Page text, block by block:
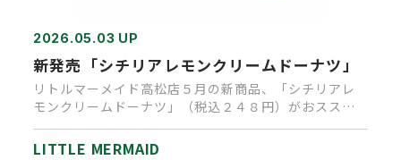
2026.05.03 UP
新発売「シチリアレモンクリームドーナツ」
リトルマーメイド高松店５月の新商品、「シチリアレ
モンクリームドーナツ」（税込２４８円）がおススメ
LITTLE MERMAID